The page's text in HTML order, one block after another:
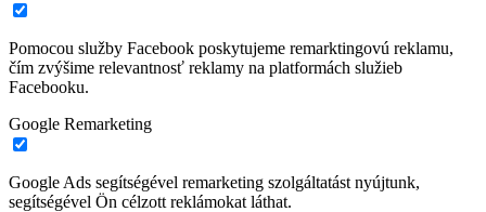
Pomocou služby Facebook poskytujeme remarktingovú reklamu,
čím zvýšime relevantnosť reklamy na platformách služieb
Facebooku.
Google Remarketing
Google Ads segítségével remarketing szolgáltatást nyújtunk,
segítségével Ön célzott reklámokat láthat.